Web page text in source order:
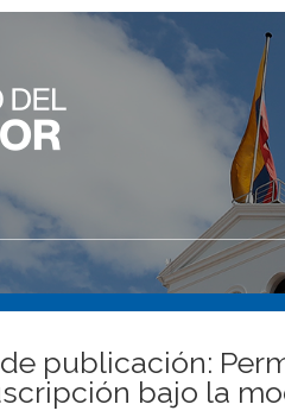
publicación:
bajo la